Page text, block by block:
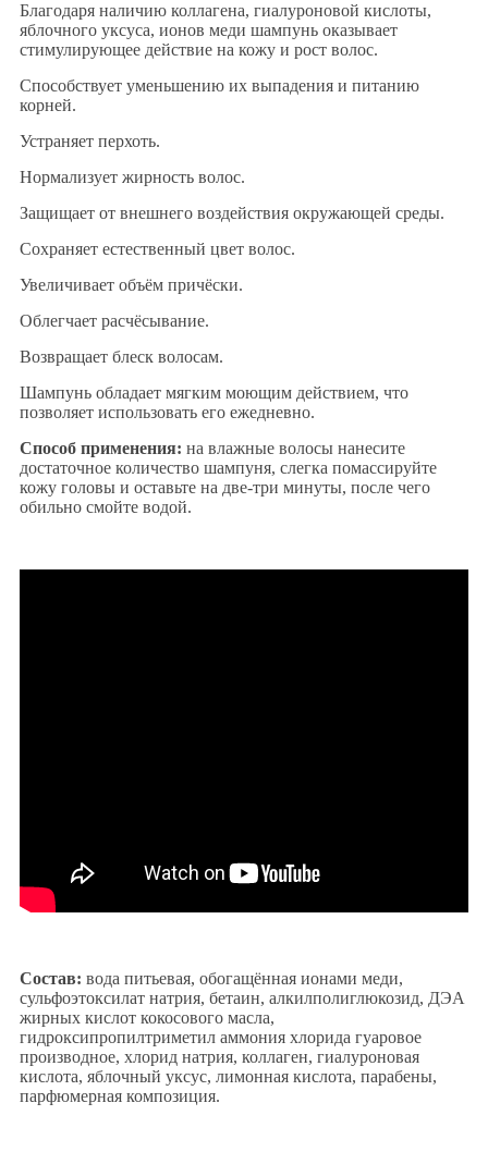
Благодаря наличию коллагена, гиалуроновой кислоты,
яблочного уксуса, ионов меди шампунь оказывает
стимулирующее действие на кожу и рост волос.
Способствует уменьшению их выпадения и питанию
корней.
Устраняет перхоть.
Нормализует жирность волос.
Защищает от внешнего воздействия окружающей среды.
Сохраняет естественный цвет волос.
Увеличивает объём причёски.
Облегчает расчёсывание.
Возвращает блеск волосам.
Шампунь обладает мягким моющим действием, что
позволяет использовать его ежедневно.
Способ применения: на влажные волосы нанесите
достаточное количество шампуня, слегка помассируйте
кожу головы и оставьте на две-три минуты, после чего
обильно смойте водой.
Состав: вода питьевая, обогащённая ионами меди,
сульфоэтоксилат натрия, бетаин, алкилполиглюкозид, ДЭА
жирных кислот кокосового масла,
гидроксипропилтриметил аммония хлорида гуаровое
производное, хлорид натрия, коллаген, гиалуроновая
кислота, яблочный уксус, лимонная кислота, парабены,
парфюмерная композиция.